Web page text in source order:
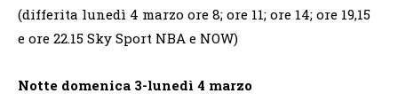
(differita lunedì 4 marzo ore 8; ore 11; ore 14; ore 19,15
e ore 22.15 Sky Sport NBA e NOW)
Notte domenica 3-lunedì 4 marzo